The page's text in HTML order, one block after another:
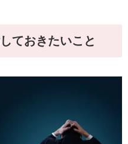
ておきたいこと